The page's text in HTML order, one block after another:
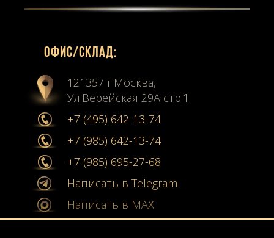
Офиc/склад:
121357 г.Москва,
Ул.Верейская 29А стр.1
+7 (495) 642-13-74
+7 (985) 642-13-74
+7 (985) 695-27-68
Написать в Telegram
Написать в MAX